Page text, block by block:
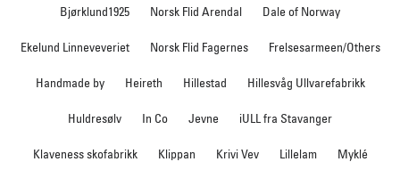
Bjørklund1925 Norsk Flid Arendal Dale of Norway
Ekelund Linneveveriet Norsk Flid Fagernes Frelsesarmeen/Others
Handmade by Heireth Hillestad Hillesvåg Ullvarefabrikk
Huldresølv In Co Jevne iULL fra Stavanger
Klaveness skofabrikk Klippan Krivi Vev Lillelam Myklé